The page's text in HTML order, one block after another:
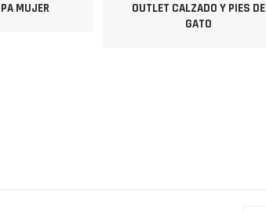
MUJER
OUTLET CALZADO Y PIES DE
GATO